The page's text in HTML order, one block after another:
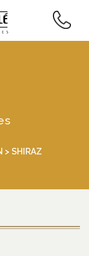
> SHIRAZ